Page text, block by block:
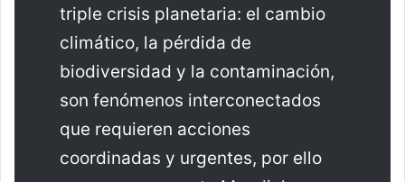
triple crisis planetaria: el cambio
climático, la pérdida de
biodiversidad y la contaminación,
son fenómenos interconectados
que requieren acciones
coordinadas y urgentes, por ello